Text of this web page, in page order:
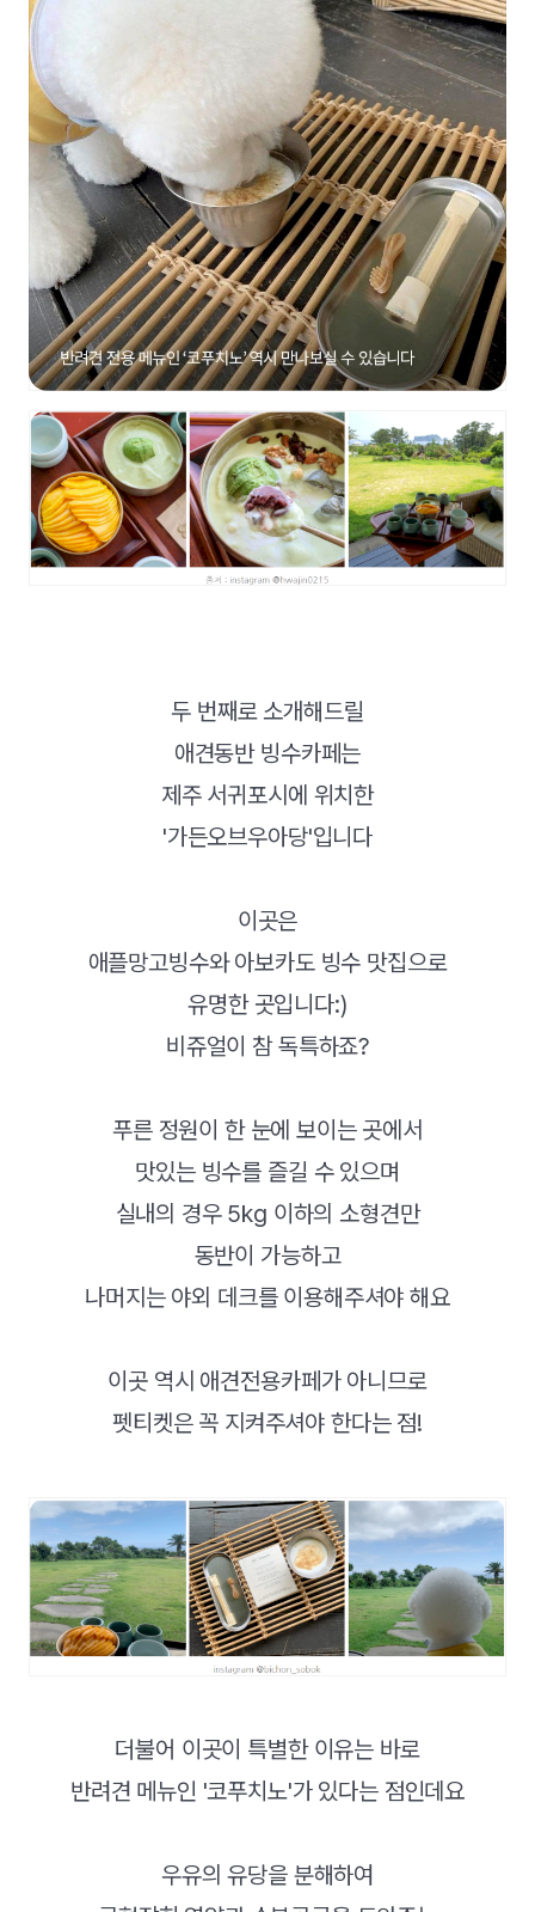
두 번째로 소개해드릴
애견동반 빙수카페는
제주 서귀포시에 위치한
'가든오브우아당'입니다
이곳은
애플망고빙수와 아보카도 빙수 맛집으로
유명한 곳입니다:)
비쥬얼이 참 독특하죠?
푸른 정원이 한 눈에 보이는 곳에서
맛있는 빙수를 즐길 수 있으며
실내의 경우 5kg 이하의 소형견만
동반이 가능하고
나머지는 야외 데크를 이용해주셔야 해요
이곳 역시 애견전용카페가 아니므로
펫티켓은 꼭 지켜주셔야 한다는 점!
더불어 이곳이 특별한 이유는 바로
반려견 메뉴인 '코푸치노'가 있다는 점인데요
우유의 유당을 분해하여